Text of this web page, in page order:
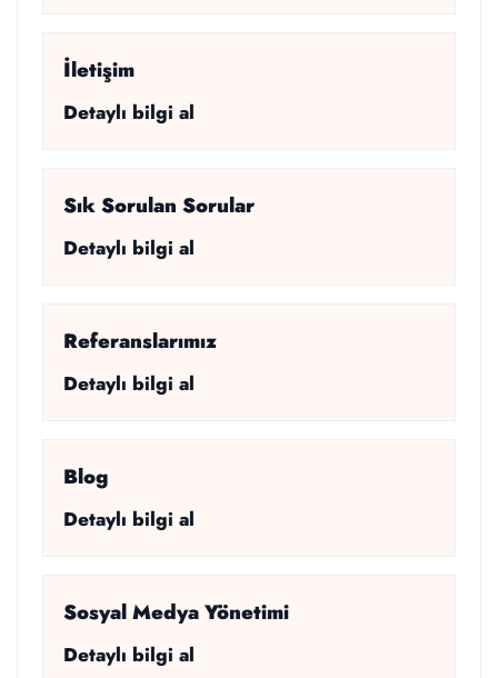
İletişim
Detaylı bilgi al
Sık Sorulan Sorular
Detaylı bilgi al
Referanslarımız
Detaylı bilgi al
Blog
Detaylı bilgi al
Sosyal Medya Yönetimi
Detaylı bilgi al